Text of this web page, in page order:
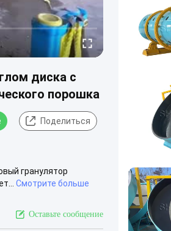
диска с
порошка
Поделиться
гранулятор
Смотрите больше
Оставьте сообщение